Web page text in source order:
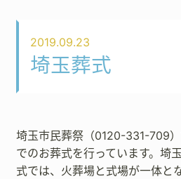
2019.09.23
埼玉葬式
埼玉市民葬祭（0120-331-709
でのお葬式を行っています。埼
式では、火葬場と式場が一体と